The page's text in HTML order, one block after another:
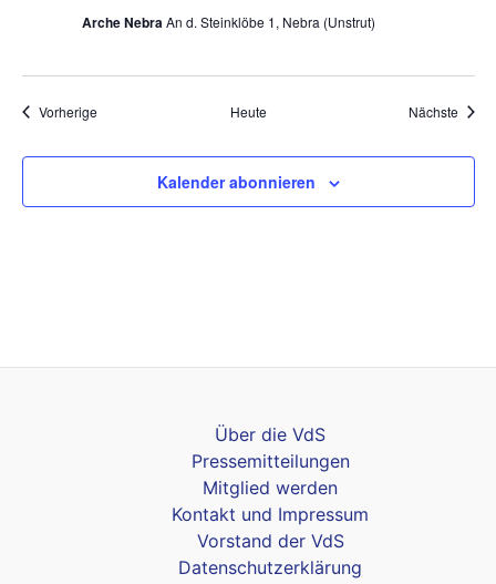
Arche NebraAn d. Steinklöbe 1, Nebra (Unstrut)
VorherigeVeranstaltungen Heute Nächste
Kalender abonnieren
Über die VdS
Pressemitteilungen
Mitglied werden
Kontakt und Impressum
Vorstand der VdS
Datenschutzerklärung